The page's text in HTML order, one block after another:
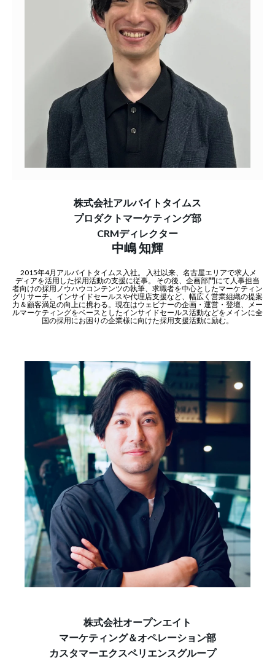
株式会社アルバイトタイムス
プロダクトマーケティング部
CRMディレクター
中嶋 知輝
2015年4月アルバイトタイムス入社。 入社以来、名古屋エリアで求人メ
ディアを活用した採用活動の支援に従事。 その後、企画部門にて人事担当
者向けの採用ノウハウコンテンツの執筆、求職者を中心としたマーケティン
グリサーチ、インサイドセールスや代理店支援など、幅広く営業組織の提案
力＆顧客満足の向上に携わる。現在はウェビナーの企画・運営・登壇、メー
ルマーケティングをベースとしたインサイドセールス活動などをメインに全
国の採用にお困りの企業様に向けた採用支援活動に励む。
株式会社オープンエイト
マーケティング＆オペレーション部
カスタマーエクスペリエンスグループ